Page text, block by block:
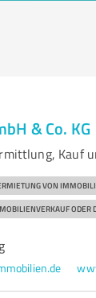
& Co. KG
Kauf
VON